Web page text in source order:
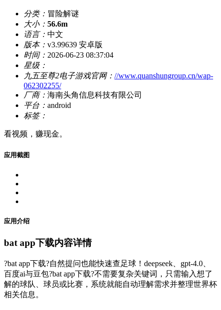
分类： 冒险解谜
大小： 56.6m
语言： 中文
版本： v3.99639 安卓版
时间： 2026-06-23 08:37:04
星级：
九五至尊2电子游戏官网： //www.quanshungroup.cn/wap-
062302255/
厂商： 海南头角信息科技有限公司
平台： android
标签：
看视频，赚现金。
应用截图
应用介绍
bat app下载内容详情
?bat app下载?自然提问也能快速查足球！deepseek、gpt-4.0、
百度ai与豆包?bat app下载?不需要复杂关键词，只需输入想了
解的球队、球员或比赛，系统就能自动理解需求并整理世界杯
相关信息。